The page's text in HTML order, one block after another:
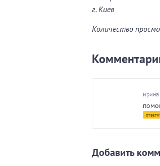
г. Киев
Количество
ирина
Добавить